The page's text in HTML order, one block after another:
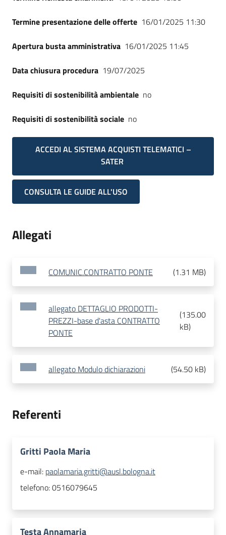
Termine presentazione delle offerte 16/01/2025 11:30
Apertura busta amministrativa 16/01/2025 11:45
Data chiusura procedura 19/07/2025
Requisiti di sostenibilità ambientale no
Requisiti di sostenibilità sociale no
ACCEDI AL SISTEMA ACQUISTI TELEMATICI –
SATER
CONSULTA LE GUIDE ALL'USO
Allegati
COMUNIC.CONTRATTO PONTE (1.31 MB)
allegato DETTAGLIO PRODOTTI-
PREZZI-base d'asta CONTRATTO
PONTE
(135.00
kB)
allegato Modulo dichiarazioni (54.50 kB)
Referenti
Gritti Paola Maria
e-mail: paolamaria.gritti@ausl.bologna.it
telefono:0516079645
Testa Annamaria